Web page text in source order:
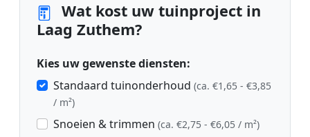
Wat kost uw tuinproject in
Laag Zuthem?
Kies uw gewenste diensten:
Standaard tuinonderhoud (ca. €1,65 - €3,85
/ m²)
Snoeien & trimmen (ca. €2,75 - €6,05 / m²)